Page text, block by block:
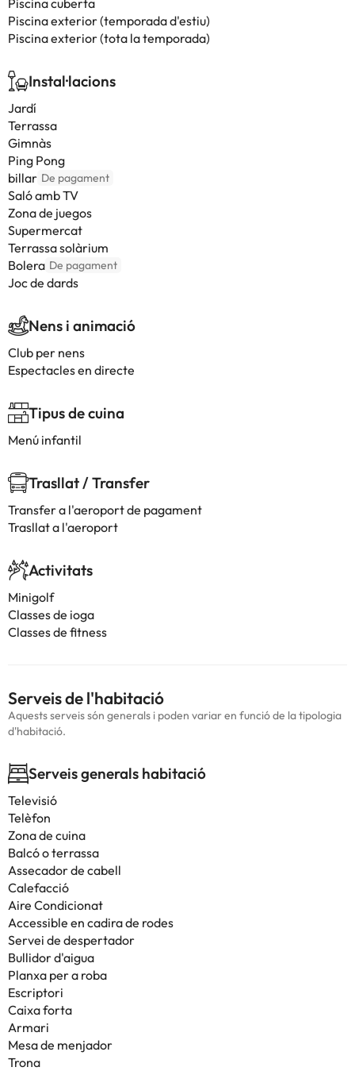
Piscina cuberta
Piscina exterior (temporada d'estiu)
Piscina exterior (tota la temporada)
Instal·lacions
Jardí
Terrassa
Gimnàs
Ping Pong
billar De pagament
Saló amb TV
Zona de juegos
Supermercat
Terrassa solàrium
Bolera De pagament
Joc de dards
Nens i animació
Club per nens
Espectacles en directe
Tipus de cuina
Menú infantil
Trasllat / Transfer
Transfer a l'aeroport de pagament
Trasllat a l'aeroport
Activitats
Minigolf
Classes de ioga
Classes de fitness
Serveis de l'habitació
Aquests serveis són generals i poden variar en funció de la tipologia
d'habitació.
Serveis generals habitació
Televisió
Telèfon
Zona de cuina
Balcó o terrassa
Assecador de cabell
Calefacció
Aire Condicionat
Accessible en cadira de rodes
Servei de despertador
Bullidor d'aigua
Planxa per a roba
Escriptori
Caixa forta
Armari
Mesa de menjador
Trona